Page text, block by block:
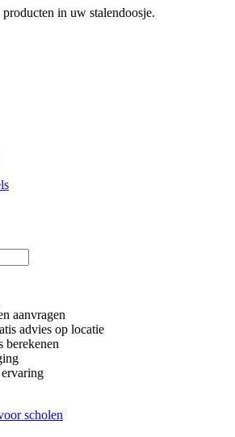
in uw stalendoosje.
aanvragen
advies op locatie
berekenen
scholen